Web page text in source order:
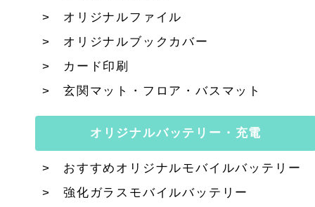
オリジナルファイル
オリジナルブックカバー
カード印刷
玄関マット・フロア・バスマット
オリジナルバッテリー・充電
おすすめオリジナルモバイルバッテリー
強化ガラスモバイルバッテリー